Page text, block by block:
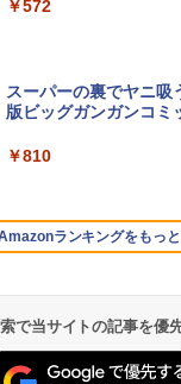
OK U938/第7世代
GB/12GB/
ラ/Office/HDMI/
【全商品
8世代 Core i5
キー WEBカメラ
￥22,660
3GHz 16GB
Quadro K600
64bit 難有 【中古】
DSパネル 23.8型ワ
￥12,720
ス】pcモニター
ン モニター VA非光
￥12,399
￥825
【3千円以上送料無
隊 全16巻セット
￥22,660
￥1,964
￥3,480
BUGS LIFE
コカ・コーラ やかんの
￥572
スーパーの裏でヤニ吸
版ビッグガンガンコミ
￥810
ランキングをもっ
で当サイトの記事を優